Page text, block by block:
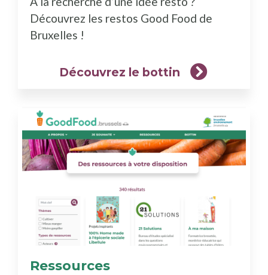
bottin)
Découvrez les restos Good Food de
Bruxelles !
Découvrez le bottin
Ressources